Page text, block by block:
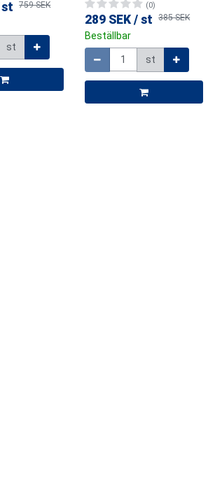
st 759 SEK
st
(0)
289 SEK /st 385 SEK
Beställbar
Mängd
st